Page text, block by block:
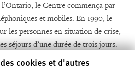
le Centre commença par
et mobiles. En 1990, le
les personnes en situation de crise,
séjours d’une durée de trois jours.
preferences
cookies et d'autres